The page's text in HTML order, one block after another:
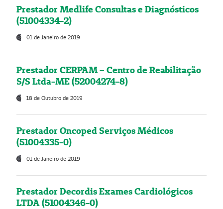
Prestador Medlife Consultas e Diagnósticos
(51004334-2)
01 de Janeiro de 2019
Prestador CERPAM – Centro de Reabilitação
S/S Ltda-ME (52004274-8)
18 de Outubro de 2019
Prestador Oncoped Serviços Médicos
(51004335-0)
01 de Janeiro de 2019
Prestador Decordis Exames Cardiológicos
LTDA (51004346-0)